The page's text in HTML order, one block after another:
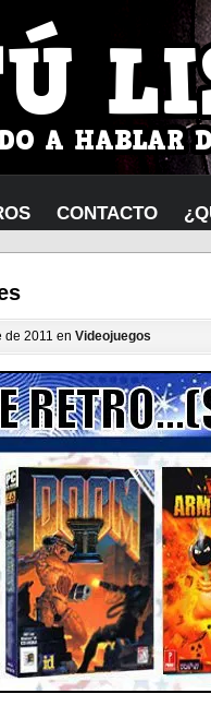
CONTACTO
de 2011 en Videojuegos